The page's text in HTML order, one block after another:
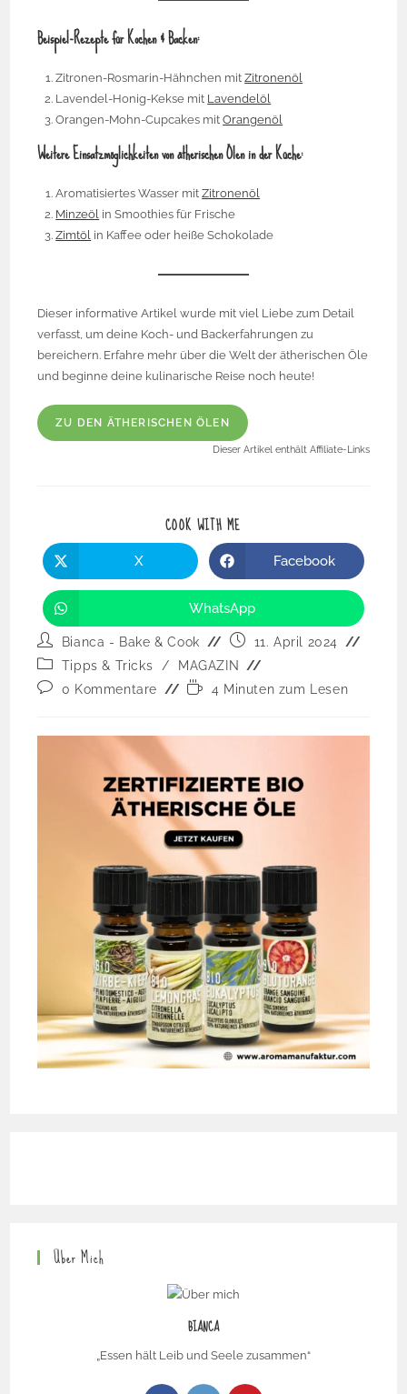
Beispiel-Rezepte für Kochen & Backen:
Zitronen-Rosmarin-Hähnchen mitZitronenöl
Lavendel-Honig-Kekse mit Lavendelöl
Orangen-Mohn-Cupcakes mitOrangenöl
Weitere Einsatzmöglichkeiten von ätherischen Ölen in der Küche:
Aromatisiertes Wasser mitZitronenöl
Minzeöl in Smoothies für Frische
Zimtöl in Kaffee oder heiße Schokolade
Dieser informative Artikel wurde mit viel Liebe zum Detail
verfasst, um deine Koch- und Backerfahrungen zu
bereichern. Erfahre mehr über die Welt der ätherischen Öle
und beginne deine kulinarische Reise noch heute!
ZU DEN ÄTHERISCHEN ÖLEN
Dieser Artikel enthält Affiliate-Links
COOK WITH ME
X Facebook
WhatsApp
Bianca - Bake & Cook
11. April 2024
Tipps & Tricks
/
MAGAZIN
0 Kommentare
4 Minuten zum Lesen
Über Mich
BIANCA
„Essen hält Leib und Seele zusammen“